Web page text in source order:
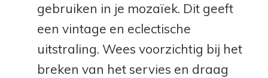
gebruiken in je mozaïek. Dit geeft
een vintage en eclectische
uitstraling. Wees voorzichtig bij het
breken van het servies en draag